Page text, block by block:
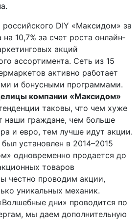
DIY «Максидом» за
на 10,7% за счет роста онлайн­­
акций
ассортимента. Сеть из 15
активно работает
и бонусными программами.
компании «Максидом»
таковы, что чем хуже
наши граждане, чем больше
и евро, тем лучше идут акции.
установлен в 2014–2015
одновременно продается до
товаров
честно проводим акции,
уникальных механик.
дни» проводится по
мы даем дополнительную